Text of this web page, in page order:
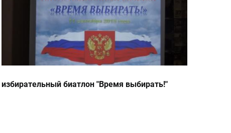
избирательный биатлон "Время выбирать!"